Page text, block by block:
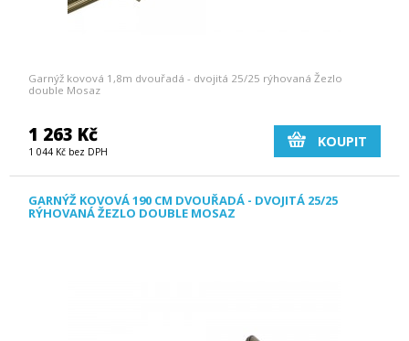
Garnýž kovová 1,8m dvouřadá - dvojitá 25/25 rýhovaná Žezlo
double Mosaz
1 263 Kč
1 044 Kč bez DPH
KOUPIT
GARNÝŽ KOVOVÁ 190 CM DVOUŘADÁ - DVOJITÁ 25/25
RÝHOVANÁ ŽEZLO DOUBLE MOSAZ